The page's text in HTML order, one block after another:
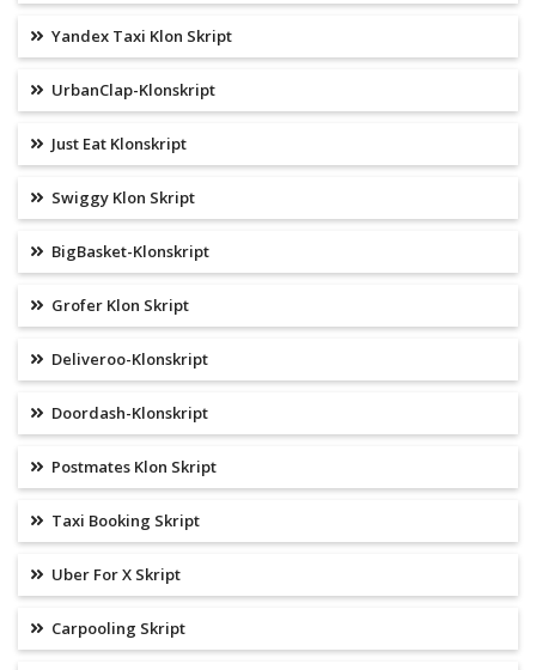
Yandex Taxi Klon Skript
UrbanClap-Klonskript
Just Eat Klonskript
Swiggy Klon Skript
BigBasket-Klonskript
Grofer Klon Skript
Deliveroo-Klonskript
Doordash-Klonskript
Postmates Klon Skript
Taxi Booking Skript
Uber For X Skript
Carpooling Skript